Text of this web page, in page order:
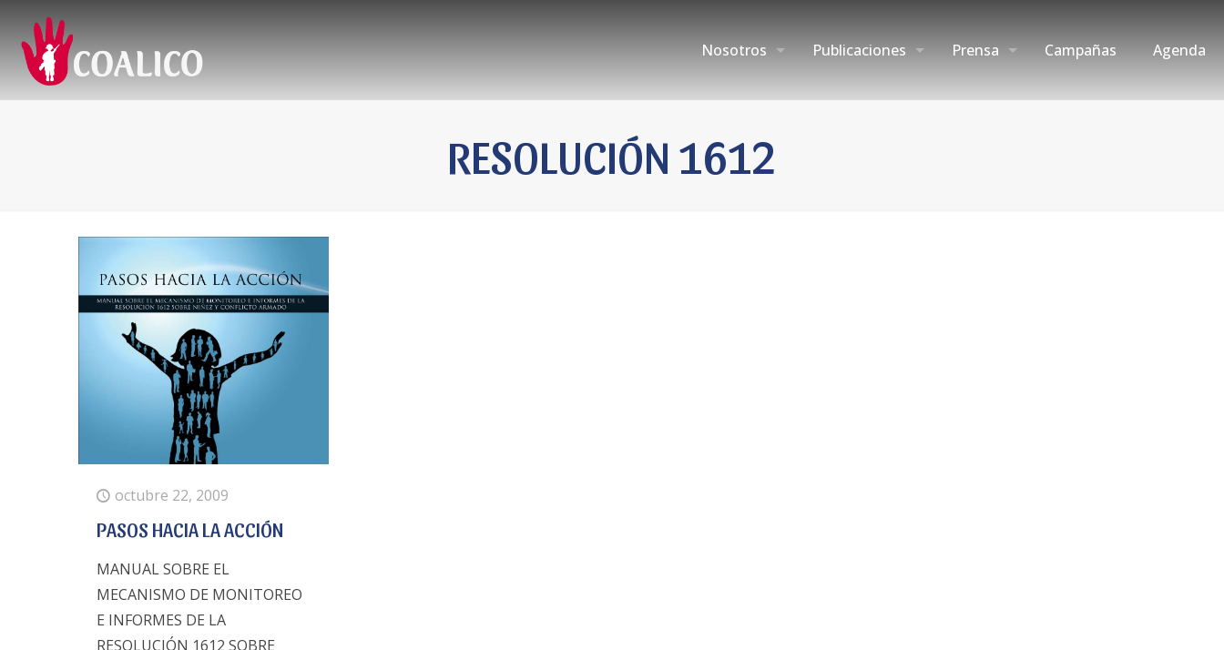
Nosotros Publicaciones Prensa Campañas Agenda
RESOLUCIÓN 1612
octubre 22, 2009
PASOS HACIA LA ACCIÓN
MANUAL SOBRE EL
MECANISMO DE MONITOREO
E INFORMES DE LA
RESOLUCIÓN 1612 SOBRE